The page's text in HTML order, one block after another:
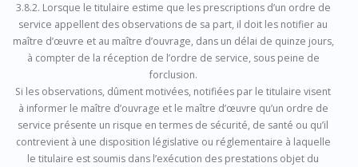
3.8.2. Lorsque le titulaire estime que les prescriptions d’un ordre de
service appellent des observations de sa part, il doit les notifier au
maître d’œuvre et au maître d’ouvrage, dans un délai de quinze jours,
à compter de la réception de l’ordre de service, sous peine de
forclusion.
Si les observations, dûment motivées, notifiées par le titulaire visent
à informer le maître d’ouvrage et le maître d’œuvre qu’un ordre de
service présente un risque en termes de sécurité, de santé ou qu’il
contrevient à une disposition législative ou réglementaire à laquelle
le titulaire est soumis dans l’exécution des prestations objet du